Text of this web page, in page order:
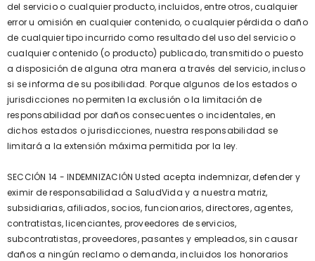
del servicio o cualquier producto, incluidos, entre otros, cualquier
error u omisión en cualquier contenido, o cualquier pérdida o daño
de cualquier tipo incurrido como resultado del uso del servicio o
cualquier contenido (o producto) publicado, transmitido o puesto
a disposición de alguna otra manera a través del servicio, incluso
si se informa de su posibilidad. Porque algunos de los estados o
jurisdicciones no permiten la exclusión o la limitación de
responsabilidad por daños consecuentes o incidentales, en
dichos estados o jurisdicciones, nuestra responsabilidad se
limitará a la extensión máxima permitida por la ley.
SECCIÓN 14 - INDEMNIZACIÓN Usted acepta indemnizar, defender y
eximir de responsabilidad a SaludVida y a nuestra matriz,
subsidiarias, afiliados, socios, funcionarios, directores, agentes,
contratistas, licenciantes, proveedores de servicios,
subcontratistas, proveedores, pasantes y empleados, sin causar
daños a ningún reclamo o demanda, incluidos los honorarios